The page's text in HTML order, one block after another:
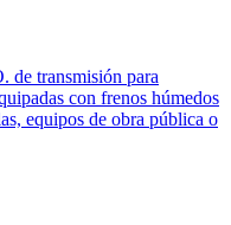
de transmisión para
con frenos húmedos
equipos de obra pública o